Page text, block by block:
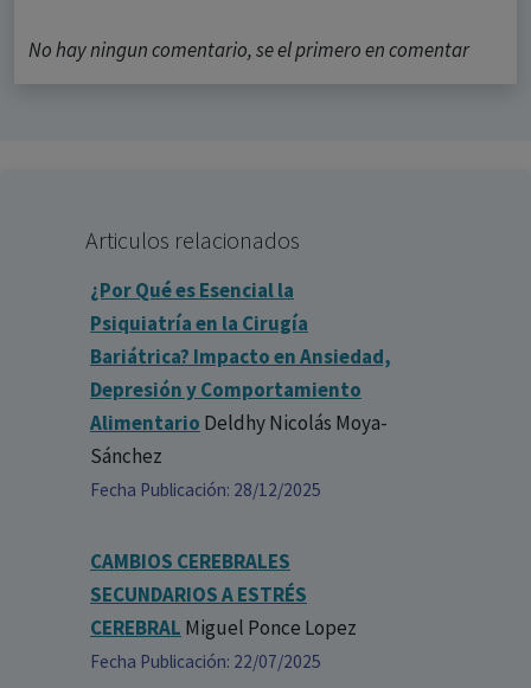
No hay ningun comentario, se el primero en comentar
Articulos relacionados
¿Por Qué es Esencial la
Psiquiatría en la Cirugía
Bariátrica? Impacto en Ansiedad,
Depresión y Comportamiento
Alimentario Deldhy Nicolás Moya-
Sánchez
Fecha Publicación: 28/12/2025
CAMBIOS CEREBRALES
SECUNDARIOS A ESTRÉS
CEREBRAL Miguel Ponce Lopez
Fecha Publicación: 22/07/2025